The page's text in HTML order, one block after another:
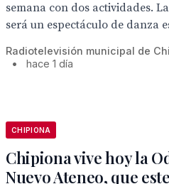
semana con dos actividades.
será un espectáculo de danza
Radiotelevisión municipal de
•
hace 1 día
CHIPIONA
Chipiona vive hoy la
Nuevo Ateneo, que